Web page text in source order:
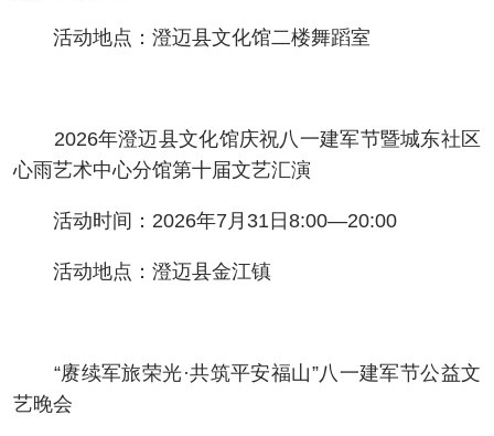
活动地点：澄迈县文化馆二楼舞蹈室
2026年澄迈县文化馆庆祝八一建军节暨城东社区
心雨艺术中心分馆第十届文艺汇演
活动时间：2026年7月31日8:00—20:00
活动地点：澄迈县金江镇
“赓续军旅荣光·共筑平安福山”八一建军节公益文
艺晚会